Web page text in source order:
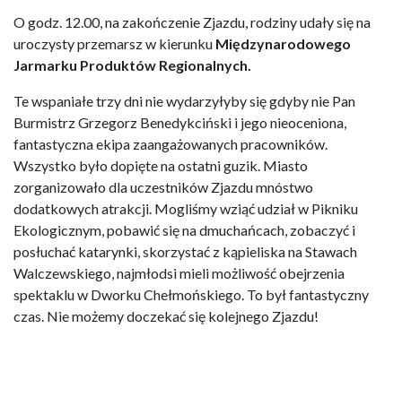
O godz. 12.00, na zakończenie Zjazdu, rodziny udały się na
uroczysty przemarsz w kierunku Międzynarodowego
Jarmarku Produktów Regionalnych.
Te wspaniałe trzy dni nie wydarzyłyby się gdyby nie Pan
Burmistrz Grzegorz Benedykciński i jego nieoceniona,
fantastyczna ekipa zaangażowanych pracowników.
Wszystko było dopięte na ostatni guzik. Miasto
zorganizowało dla uczestników Zjazdu mnóstwo
dodatkowych atrakcji. Mogliśmy wziąć udział w Pikniku
Ekologicznym, pobawić się na dmuchańcach, zobaczyć i
posłuchać katarynki, skorzystać z kąpieliska na Stawach
Walczewskiego, najmłodsi mieli możliwość obejrzenia
spektaklu w Dworku Chełmońskiego. To był fantastyczny
czas. Nie możemy doczekać się kolejnego Zjazdu!